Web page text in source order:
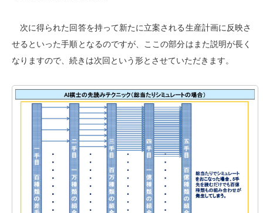
次に得られた回答を持って新たに立案される生産計画に反映さ
せるといった手順となるのですが、ここの部分はまた説明が長く
なりますので、続きは次回という形とさせていただきます。